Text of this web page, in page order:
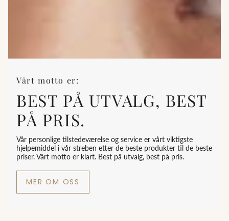
Vårt motto er:
BEST PÅ UTVALG, BEST
PÅ PRIS.
Vår personlige tilstedeværelse og service er vårt viktigste
hjelpemiddel i vår streben etter de beste produkter til de beste
priser. Vårt motto er klart. Best på utvalg, best på pris.
MER OM OSS